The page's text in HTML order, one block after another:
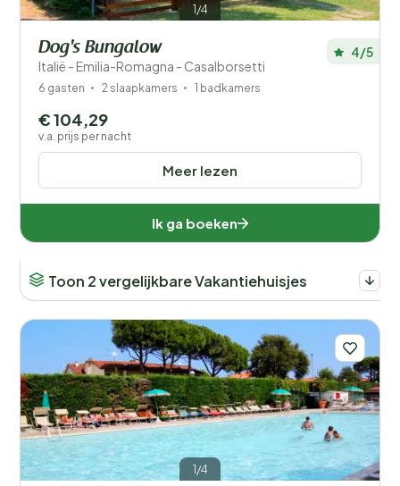
1/4
Dog's Bungalow
Italië - Emilia-Romagna - Casalborsetti
4/5
6 gasten 2 slaapkamers 1 badkamers
Meer lezen
€ 104,29
v.a. prijs per nacht
Ik ga boeken
Toon 2 vergelijkbare Vakantiehuisjes
1/4